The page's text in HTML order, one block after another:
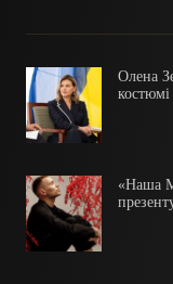
Олена
«Наша